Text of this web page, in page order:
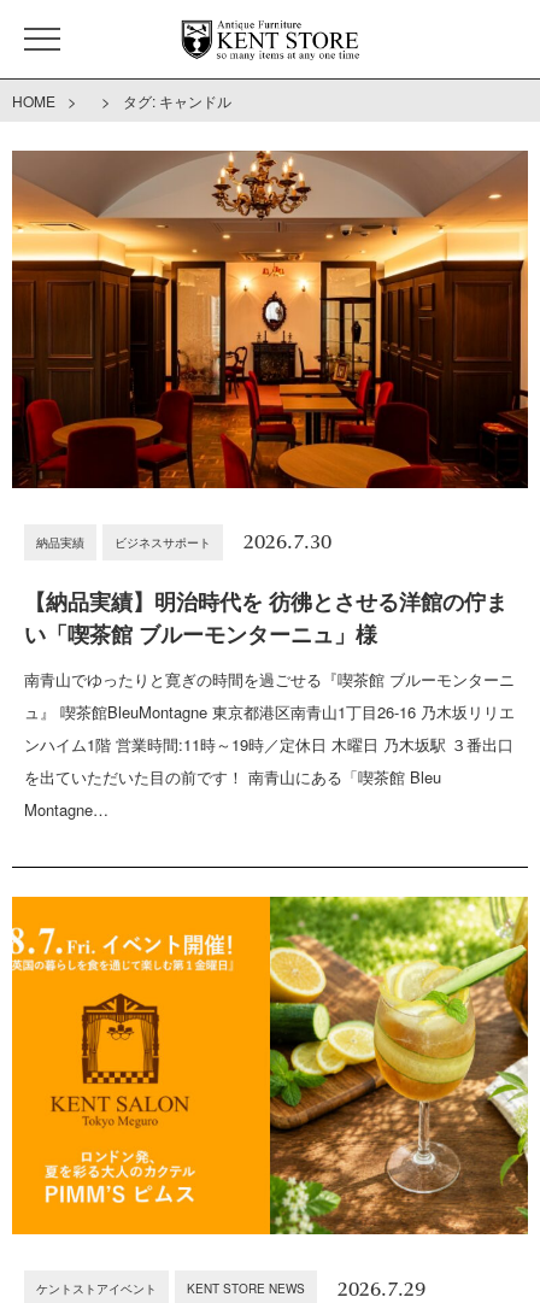
HOME > > タグ: キャンドル
納品実績 ビジネスサポート 2026.7.30
【納品実績】明治時代を 彷彿とさせる洋館の佇ま
い「喫茶館 ブルーモンターニュ」様
南青山でゆったりと寛ぎの時間を過ごせる『喫茶館 ブルーモンターニ
ュ』 喫茶館BleuMontagne 東京都港区南青山1丁目26-16 乃木坂リリエ
ンハイム1階 営業時間:11時～19時／定休日 木曜日 乃木坂駅 ３番出口
を出ていただいた目の前です！ 南青山にある「喫茶館 Bleu
Montagne…
ケントストアイベント KENT STORE NEWS 2026.7.29